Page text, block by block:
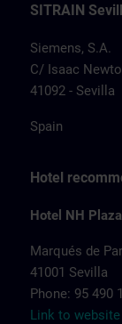
SITRAIN
Siemens, S.A.
C/ Isaac
41092 - Sevilla
Spain
Hotel
Hotel NH
Marqués de
41001 Sevilla
Phone: 95 490
Link to website